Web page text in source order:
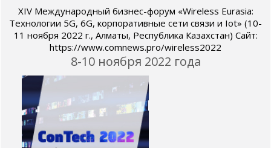
XIV Международный бизнес-форум «Wireless Eurasia:
Технологии 5G, 6G, корпоративные сети связи и Iot» (10-
11 ноября 2022 г., Алматы, Республика Казахстан) Сайт:
https://www.comnews.pro/wireless2022
8-10 ноября 2022 года